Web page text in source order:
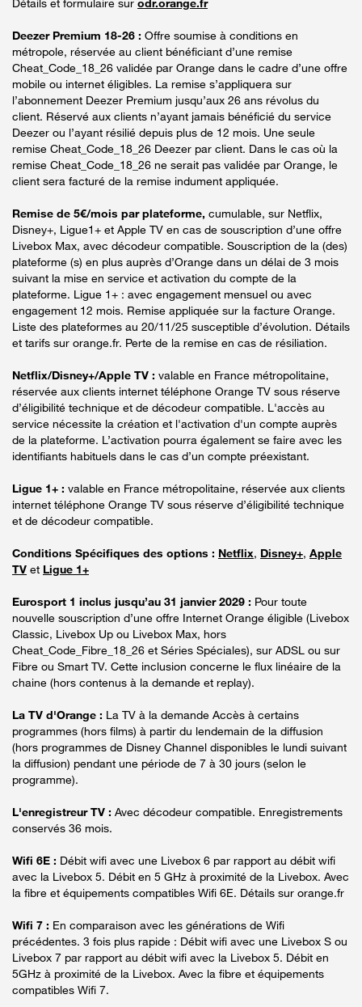
Deezer Premium 18-26 : Offre soumise à conditions en
métropole, réservée au client bénéficiant d’une remise
Cheat_Code_18_26 validée par Orange dans le cadre d’une offre
mobile ou internet éligibles. La remise s’appliquera sur
l’abonnement Deezer Premium jusqu’aux 26 ans révolus du
client. Réservé aux clients n’ayant jamais bénéficié du service
Deezer ou l’ayant résilié depuis plus de 12 mois. Une seule
remise Cheat_Code_18_26 Deezer par client. Dans le cas où la
remise Cheat_Code_18_26 ne serait pas validée par Orange, le
client sera facturé de la remise indument appliquée.
Remise de 5€/mois par plateforme, cumulable, sur Netflix,
Disney+, Ligue1+ et Apple TV en cas de souscription d’une offre
Livebox Max, avec décodeur compatible. Souscription de la (des)
plateforme (s) en plus auprès d’Orange dans un délai de 3 mois
suivant la mise en service et activation du compte de la
plateforme. Ligue 1+ : avec engagement mensuel ou avec
engagement 12 mois. Remise appliquée sur la facture Orange.
Liste des plateformes au 20/11/25 susceptible d’évolution. Détails
et tarifs sur orange.fr. Perte de la remise en cas de résiliation.
Netflix/Disney+/Apple TV : valable en France métropolitaine,
réservée aux clients internet téléphone Orange TV sous réserve
d’éligibilité technique et de décodeur compatible. L'accès au
service nécessite la création et l'activation d'un compte auprès
de la plateforme. L’activation pourra également se faire avec les
identifiants habituels dans le cas d’un compte préexistant.
Ligue 1+ : valable en France métropolitaine, réservée aux clients
internet téléphone Orange TV sous réserve d’éligibilité technique
et de décodeur compatible.
Conditions Spécifiques des options : Netflix, Disney+, Apple
TV et Ligue 1+
Eurosport 1 inclus jusqu’au 31 janvier 2029 : Pour toute
nouvelle souscription d’une offre Internet Orange éligible (Livebox
Classic, Livebox Up ou Livebox Max, hors
Cheat_Code_Fibre_18_26 et Séries Spéciales), sur ADSL ou sur
Fibre ou Smart TV. Cette inclusion concerne le flux linéaire de la
chaine (hors contenus à la demande et replay).
La TV d'Orange : La TV à la demande Accès à certains
programmes (hors films) à partir du lendemain de la diffusion
(hors programmes de Disney Channel disponibles le lundi suivant
la diffusion) pendant une période de 7 à 30 jours (selon le
programme).
L'enregistreur TV : Avec décodeur compatible. Enregistrements
conservés 36 mois.
Wifi 6E : Débit wifi avec une Livebox 6 par rapport au débit wifi
avec la Livebox 5. Débit en 5 GHz à proximité de la Livebox. Avec
la fibre et équipements compatibles Wifi 6E. Détails sur orange.fr
Wifi 7 : En comparaison avec les générations de Wifi
précédentes. 3 fois plus rapide : Débit wifi avec une Livebox S ou
Livebox 7 par rapport au débit wifi avec la Livebox 5. Débit en
5GHz à proximité de la Livebox. Avec la fibre et équipements
compatibles Wifi 7.